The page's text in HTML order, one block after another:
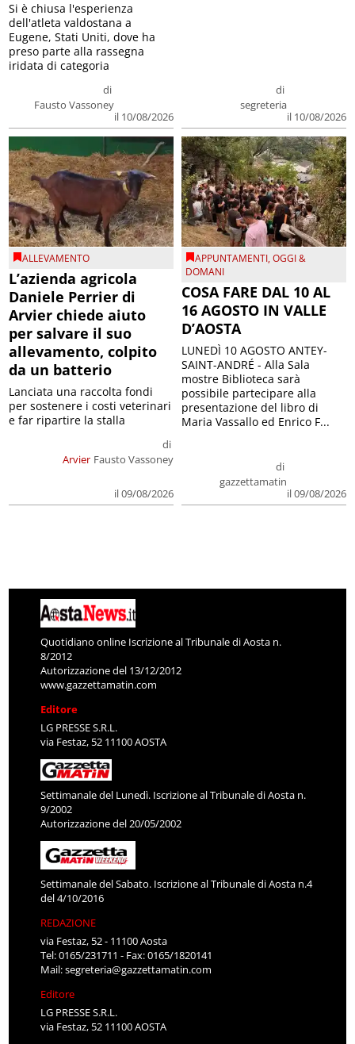
di
Fausto Vassoney
il 10/08/2026
Si è chiusa l'esperienza
dell'atleta valdostana a
Eugene, Stati Uniti, dove ha
preso parte alla rassegna
iridata di categoria
di
segreteria
il 10/08/2026
ALLEVAMENTO
L’azienda agricola
Daniele Perrier di
Arvier chiede aiuto
per salvare il suo
allevamento, colpito
da un batterio
Arvier
di
Fausto Vassoney
il 09/08/2026
Lanciata una raccolta fondi
per sostenere i costi veterinari
e far ripartire la stalla
APPUNTAMENTI,OGGI &
DOMANI
COSA FARE DAL 10 AL
16 AGOSTO IN VALLE
D’AOSTA
di
gazzettamatin
il 09/08/2026
LUNEDÌ 10 AGOSTO ANTEY-
SAINT-ANDRÉ - Alla Sala
mostre Biblioteca sarà
possibile partecipare alla
presentazione del libro di
Maria Vassallo ed Enrico F...
Quotidiano online Iscrizione al Tribunale di Aosta n.
8/2012
Autorizzazione del 13/12/2012
www.gazzettamatin.com
Editore
LG PRESSE S.R.L.
via Festaz, 52 11100 AOSTA
Settimanale del Lunedì. Iscrizione al Tribunale di Aosta n.
9/2002
Autorizzazione del 20/05/2002
Settimanale del Sabato. Iscrizione al Tribunale di Aosta n.4
del 4/10/2016
REDAZIONE
via Festaz, 52 - 11100 Aosta
Tel: 0165/231711 - Fax: 0165/1820141
Mail:segreteria@gazzettamatin.com
Editore
LG PRESSE S.R.L.
via Festaz, 52 11100 AOSTA